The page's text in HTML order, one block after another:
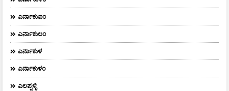
ಎರ್ನಾಕುಐಂ
ಎರ್ನಾಕುಲಂ
ಎರ್ನಾಕುಳ
ಎರ್ನಾಕುಳಂ
ಎಲಪ್ಪಳ್ಳಿ